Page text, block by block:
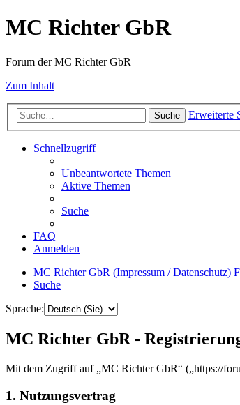
MC Richter GbR
Forum der MC Richter GbR
Zum Inhalt
Suche Erweiterte
Schnellzugriff
Unbeantwortete Themen
Aktive Themen
Suche
FAQ
Anmelden
MC Richter GbR (Impressum / Datenschutz)
Suche
Sprache:
MC Richter GbR -
Mit dem Zugriff auf „MC Richter GbR“ („https://
1. Nutzungsvertrag